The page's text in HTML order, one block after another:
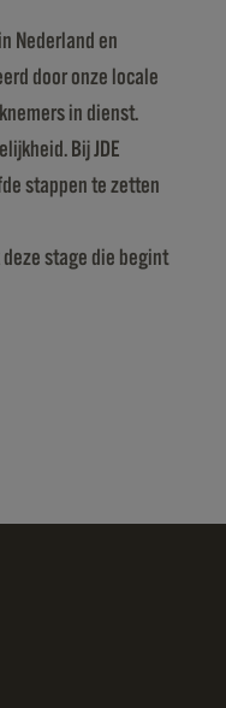
Nederland en
door onze locale
in dienst.
Bij JDE
stappen te zetten
stage die begint